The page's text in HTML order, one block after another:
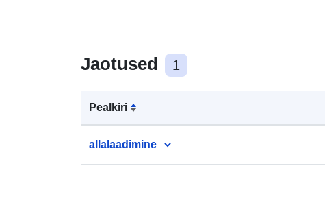
Jaotused 1
Pealkiri
allalaadimine